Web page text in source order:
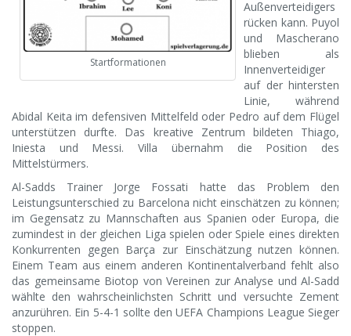
Startformationen
Außenverteidigers
rücken kann. Puyol
und Mascherano
blieben als
Innenverteidiger
auf der hintersten
Linie, während
Abidal Keita im defensiven Mittelfeld oder Pedro auf dem Flügel
unterstützen durfte. Das kreative Zentrum bildeten Thiago,
Iniesta und Messi. Villa übernahm die Position des
Mittelstürmers.
Al-Sadds Trainer Jorge Fossati hatte das Problem den
Leistungsunterschied zu Barcelona nicht einschätzen zu können;
im Gegensatz zu Mannschaften aus Spanien oder Europa, die
zumindest in der gleichen Liga spielen oder Spiele eines direkten
Konkurrenten gegen Barça zur Einschätzung nutzen können.
Einem Team aus einem anderen Kontinentalverband fehlt also
das gemeinsame Biotop von Vereinen zur Analyse und Al-Sadd
wählte den wahrscheinlichsten Schritt und versuchte Zement
anzurühren. Ein 5-4-1 sollte den UEFA Champions League Sieger
stoppen.